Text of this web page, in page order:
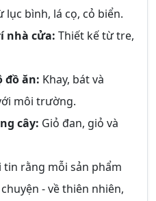
lục bình, lá cọ, cỏ biển.
nhà cửa: Thiết kế từ tre,
đồ ăn: Khay, bát và
môi trường.
cây: Giỏ đan, giỏ và
tin rằng mỗi sản phẩm
- về thiên nhiên,